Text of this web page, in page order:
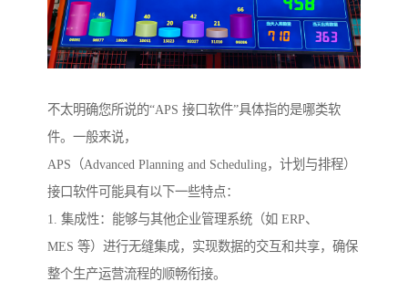
不太明确您所说的“APS 接口软件”具体指的是哪类软
件。一般来说，
APS（Advanced Planning and Scheduling，计划与排程）
接口软件可能具有以下一些特点：
1. 集成性：能够与其他企业管理系统（如 ERP、
MES 等）进行无缝集成，实现数据的交互和共享，确保
整个生产运营流程的顺畅衔接。